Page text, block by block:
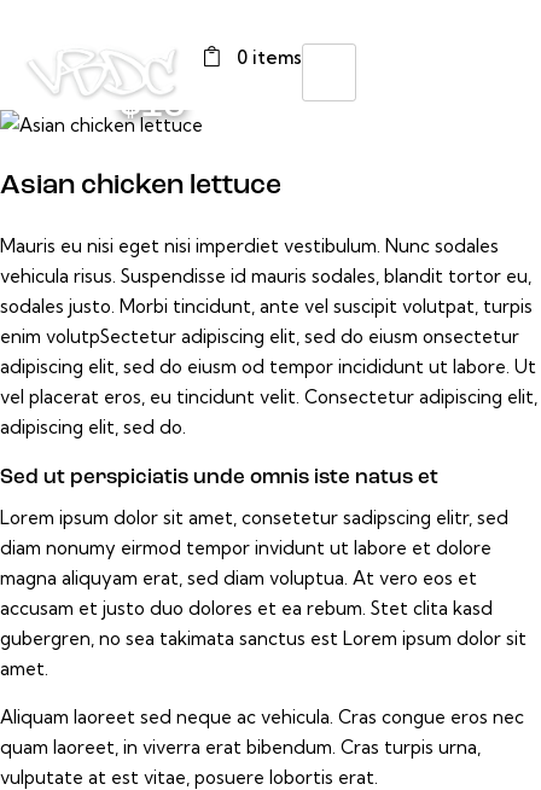
0 items
$16
Asian chicken lettuce
Mauris eu nisi eget nisi imperdiet vestibulum. Nunc sodales
vehicula risus. Suspendisse id mauris sodales, blandit tortor eu,
sodales justo. Morbi tincidunt, ante vel suscipit volutpat, turpis
enim volutpSectetur adipiscing elit, sed do eiusm onsectetur
adipiscing elit, sed do eiusm od tempor incididunt ut labore. Ut
vel placerat eros, eu tincidunt velit. Consectetur adipiscing elit,
adipiscing elit, sed do.
Sed ut perspiciatis unde omnis iste natus et
Lorem ipsum dolor sit amet, consetetur sadipscing elitr, sed
diam nonumy eirmod tempor invidunt ut labore et dolore
magna aliquyam erat, sed diam voluptua. At vero eos et
accusam et justo duo dolores et ea rebum. Stet clita kasd
gubergren, no sea takimata sanctus est Lorem ipsum dolor sit
amet.
Aliquam laoreet sed neque ac vehicula. Cras congue eros nec
quam laoreet, in viverra erat bibendum. Cras turpis urna,
vulputate at est vitae, posuere lobortis erat.